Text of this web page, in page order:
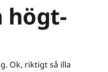
högt-